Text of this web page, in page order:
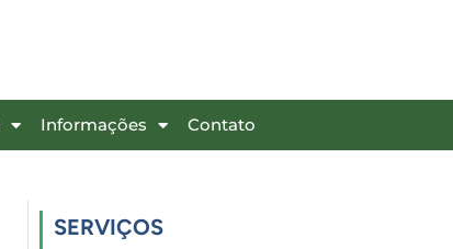
Informações Contato
SERVIÇOS